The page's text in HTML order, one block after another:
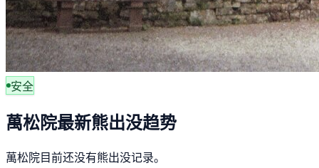
安全
萬松院最新熊出没趋势
萬松院目前还没有熊出没记录。